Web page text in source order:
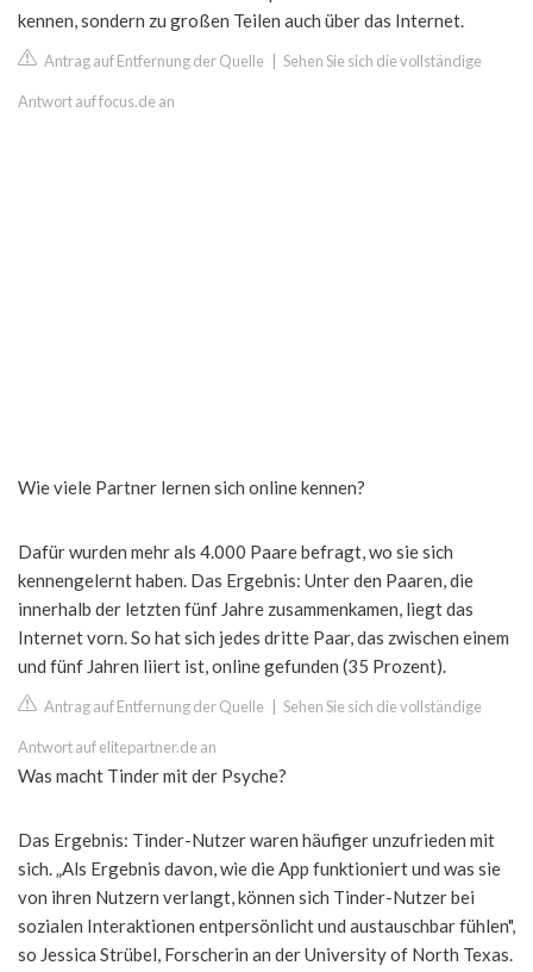
kennen, sondern zu großen Teilen auch über das Internet.
Antrag auf Entfernung der Quelle Sehen Sie sich die vollständige
Antwort auf focus.de an
Wie viele Partner lernen sich online kennen?
Dafür wurden mehr als 4.000 Paare befragt, wo sie sich
kennengelernt haben. Das Ergebnis: Unter den Paaren, die
innerhalb der letzten fünf Jahre zusammenkamen, liegt das
Internet vorn. So hat sich jedes dritte Paar, das zwischen einem
und fünf Jahren liiert ist, online gefunden (35 Prozent).
Antrag auf Entfernung der Quelle Sehen Sie sich die vollständige
Antwort auf elitepartner.de an
Was macht Tinder mit der Psyche?
Das Ergebnis: Tinder-Nutzer waren häufiger unzufrieden mit
sich. „Als Ergebnis davon, wie die App funktioniert und was sie
von ihren Nutzern verlangt, können sich Tinder-Nutzer bei
sozialen Interaktionen entpersönlicht und austauschbar fühlen",
so Jessica Strübel, Forscherin an der University of North Texas.